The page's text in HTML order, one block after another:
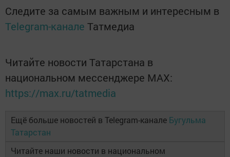
Следите за самым важным и интересным в
Telegram-канале Татмедиа
Читайте новости Татарстана в
национальном мессенджере MАХ:
https://max.ru/tatmedia
Ещё больше новостей в Telegram-канале Бугульма
Татарстан
Читайте наши новости в национальном